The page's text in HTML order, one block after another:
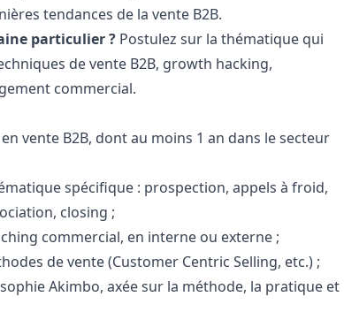
tendances de la vente B2B.
particulier ? Postulez sur la thématique qui
de vente B2B, growth hacking,
commercial.
vente B2B, dont au moins 1 an dans le secteur
spécifique : prospection, appels à froid,
closing ;
commercial, en interne ou externe ;
de vente (Customer Centric Selling, etc.) ;
Akimbo, axée sur la méthode, la pratique et